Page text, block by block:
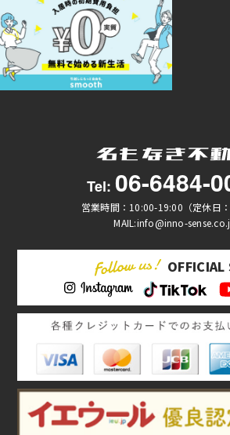
Tel: 06-6484-
営業時間：10:00-19:00（定休日：
MAIL:info@inno-
OFFICIAL